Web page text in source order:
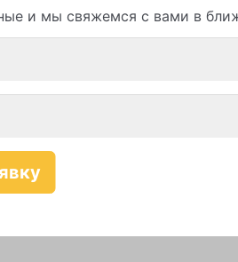
и мы свяжемся с вами в